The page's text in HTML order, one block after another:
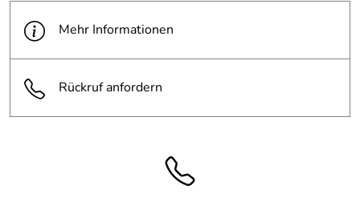
Mehr Informationen
Rückruf anfordern